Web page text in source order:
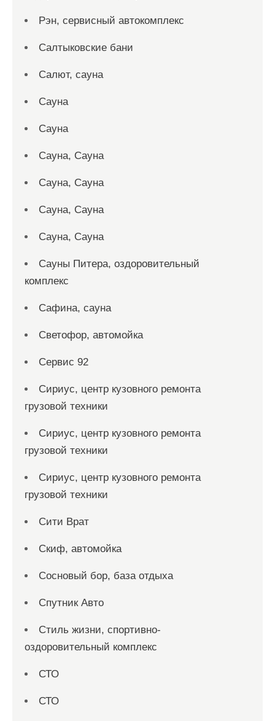
Рэн, сервисный автокомплекс
Салтыковские бани
Салют, сауна
Сауна
Сауна
Сауна, Сауна
Сауна, Сауна
Сауна, Сауна
Сауна, Сауна
Сауны Питера, оздоровительный
комплекс
Сафина, сауна
Светофор, автомойка
Сервис 92
Сириус, центр кузовного ремонта
грузовой техники
Сириус, центр кузовного ремонта
грузовой техники
Сириус, центр кузовного ремонта
грузовой техники
Сити Врат
Скиф, автомойка
Сосновый бор, база отдыха
Спутник Авто
Стиль жизни, спортивно-
оздоровительный комплекс
СТО
СТО